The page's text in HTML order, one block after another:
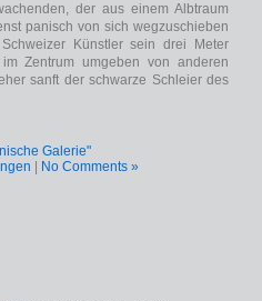
der aus einem Albtraum
panisch von sich wegzuschieben
Künstler sein drei Meter
Zentrum umgeben von anderen
sanft der schwarze Schleier des
Galerie"
No Comments »